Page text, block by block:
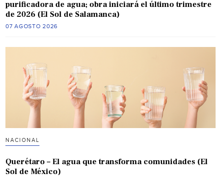
purificadora de agua; obra iniciará el último trimestre
de 2026 (El Sol de Salamanca)
07 AGOSTO 2026
NACIONAL
Querétaro – El agua que transforma comunidades (El
Sol de México)